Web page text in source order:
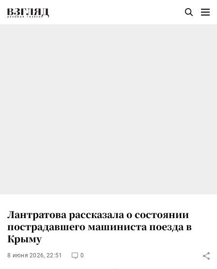
Лантратова рассказала о состоянии
пострадавшего машиниста поезда в
Крыму
8 июня 2026, 22:51 0